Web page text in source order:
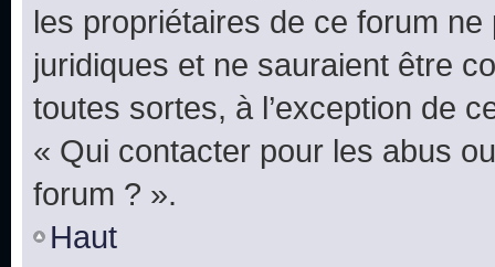
les propriétaires de ce forum
juridiques et ne sauraient être
toutes sortes, à l’exception de
« Qui contacter pour les abus
forum ? ».
Haut